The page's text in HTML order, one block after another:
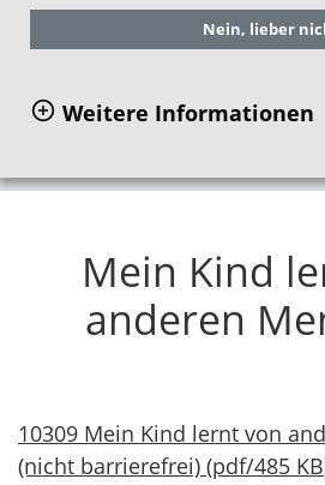
Nein, lieber
Weitere Informationen
Inhalte und Aufbau
Bindung
Mein Kind lernt von
Mein Kind
anderen
10309 Mein Kind lernt von
(nicht barrierefrei) (pdf/485 KB